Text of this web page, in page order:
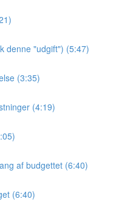
denne "udgift") (5:47)
(3:35)
(4:19)
af budgettet (6:40)
(6:40)